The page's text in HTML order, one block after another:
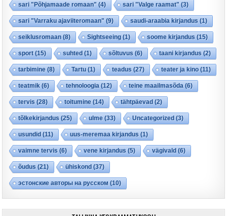
sari "Põhjamaade romaan" (4) sari "Valge raamat" (3)
sari "Varraku ajaviiteromaan" (9) saudi-araabia kirjandus (1)
seiklusromaan (8) Sightseeing (1) soome kirjandus (15)
sport(15) suhted (1) sõltuvus (6) taani kirjandus (2)
tarbimine (8) Tartu (1) teadus (27) teater ja kino (11)
teatmik (6) tehnoloogia (12) teine maailmasõda (6)
tervis (28) toitumine (14) tähtpäevad (2)
tõlkekirjandus (25) ulme (33) Uncategorized (3)
usundid (11) uus-meremaa kirjandus (1)
vaimne tervis (6) vene kirjandus (5) vägivald (6)
õudus (21) ühiskond (37)
эстонские авторы на русском (10)